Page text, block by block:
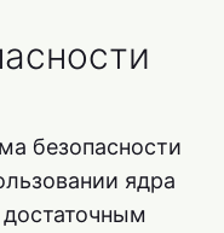
безопасности
ядра